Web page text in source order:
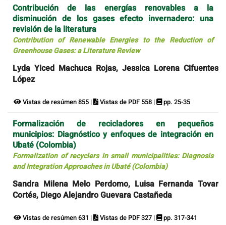
Contribución de las energías renovables a la
disminución de los gases efecto invernadero: una
revisión de la literatura
Contribution of Renewable Energies to the Reduction of
Greenhouse Gases: a Literature Review
Lyda Yiced Machuca Rojas, Jessica Lorena Cifuentes
López
Vistas de resúmen 855 | Vistas de PDF 558 | pp. 25-35
Formalización de recicladores en pequeños
municipios: Diagnóstico y enfoques de integración en
Ubaté (Colombia)
Formalization of recyclers in small municipalities: Diagnosis
and Integration Approaches in Ubaté (Colombia)
Sandra Milena Melo Perdomo, Luisa Fernanda Tovar
Cortés, Diego Alejandro Guevara Castañeda
Vistas de resúmen 631 | Vistas de PDF 327 | pp. 317-341